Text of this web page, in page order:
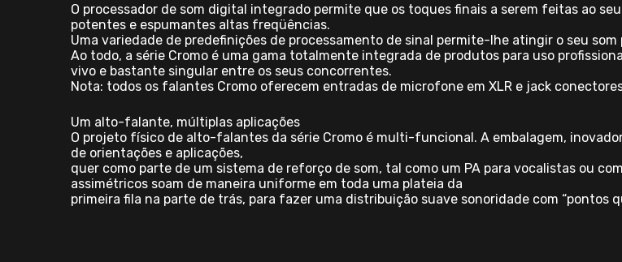
O processador de som digital integrado permite que os toques finais a serem feitas ao
potentes e espumantes altas freqüências.
Uma variedade de predefinições de processamento de sinal permite-lhe atingir o seu
Ao todo, a série Cromo é uma gama totalmente integrada de produtos para uso
vivo e bastante singular entre os seus concorrentes.
Nota: todos os falantes Cromo oferecem entradas de microfone em XLR e jack
Um alto-falante, múltiplas aplicações
O projeto físico de alto-falantes da série Cromo é multi-funcional. A embalagem,
de orientações e aplicações,
quer como parte de um sistema de reforço de som, tal como um PA para vocalistas ou
assimétricos soam de maneira uniforme em toda uma plateia da
primeira fila na parte de trás, para fazer uma distribuição suave sonoridade com “pontos